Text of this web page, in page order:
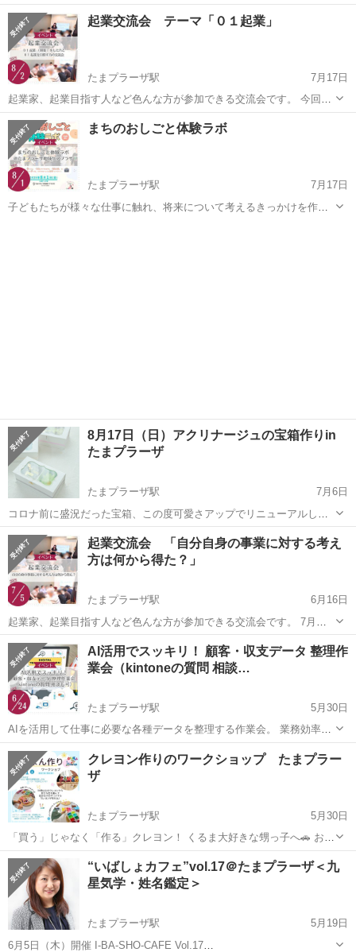
『売れる！マルシェディスプレイ勉強会』 〜マルシェで目を引く魅せ
方について学ぼう〜 【開催時間】13:30〜14:...
神奈川 横浜市 たまプラーザ駅 ワークショップ
Instagram
起業交流会 テーマ「０１起業」
たまプラーザ駅
7月17日
起業家、起業目指す人など色んな方が参加できる交流会です。 今回の
テーマは「０１起業（開業）をした方と０１起業を目指す方の交流
会」です ＜開催概要＞ ◆日時 2025/8/2(土)14:00-15:00 ◆場所 ま...
神奈川 横浜市 たまプラーザ駅 ワークショップ
まちのおしごと体験ラボ
たまプラーザ駅
7月17日
子どもたちが様々な仕事に触れ、将来について考えるきっかけを作る
8月17日（日）アクリナージュの宝箱作りin
たまプラーザ
たまプラーザ駅
7月6日
コロナ前に盛況だった宝箱、この度可愛さアップでリニューアルして
帰ってきました。 ​​ ​アクリル×カルトナージュの「アクリナージュ」を
ご体験いただけます。 夏休みのお子さま、親子、お友達同士、もちろ
ん大人だけの参加...
神奈川 横浜市 たまプラーザ駅 ワークショップ コロナ
起業交流会 「自分自身の事業に対する考え
方は何から得た？」
たまプラーザ駅
6月16日
起業家、起業目指す人など色んな方が参加できる交流会です。 7月の
テーマは「自分自身の事業に対する考え方は何から得た？」です。 ＜
開催概要＞ ◆日時 2025/7/5(土)14:00-15:00 ◆場所 まちなかb...
神奈川 横浜市 たまプラーザ駅 ワークショップ 起業家
AI活用でスッキリ！ 顧客・収支データ 整理作
業会（kintoneの質問 相談…
たまプラーザ駅
5月30日
AIを活用して仕事に必要な各種データを整理する作業会。 業務効率化
ツール kintoneの活用に向けての実践会 ＜開催概要＞ ◆日時
2025/6/24(火)10:00-15:00 ◆場所 まちなかbizあおば（...
神奈川 横浜市 たまプラーザ駅 ワークショップ アプリ
クレヨン作りのワークショップ たまプラー
ザ
たまプラーザ駅
5月30日
「買う」じゃなく「作る」クレヨン！ くるま大好きな甥っ子へ🚗 お孫
さんへプレゼント👶 インテリアとして飾るため自分用に✨ 世界にひと
つだけ 自分のクレヨン 作りませんか？♡ おとなも、こどもも どなた
でも参加OK...
神奈川 たまプラーザ駅 ワークショップ こども
“いばしょカフェ”vol.17＠たまプラーザ＜九
星気学・姓名鑑定＞
たまプラーザ駅
5月19日
6月5日（木）開催 I-BA-SHO-CAFE Vol.17